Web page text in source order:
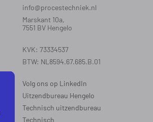
info@procestechniek.nl
Marskant 10a,
7551 BV Hengelo
KVK: 73334537
BTW: NL8594.67.685.B.01
Volg ons op LinkedIn
Uitzendbureau Hengelo
Technisch uitzendbureau
Technisch